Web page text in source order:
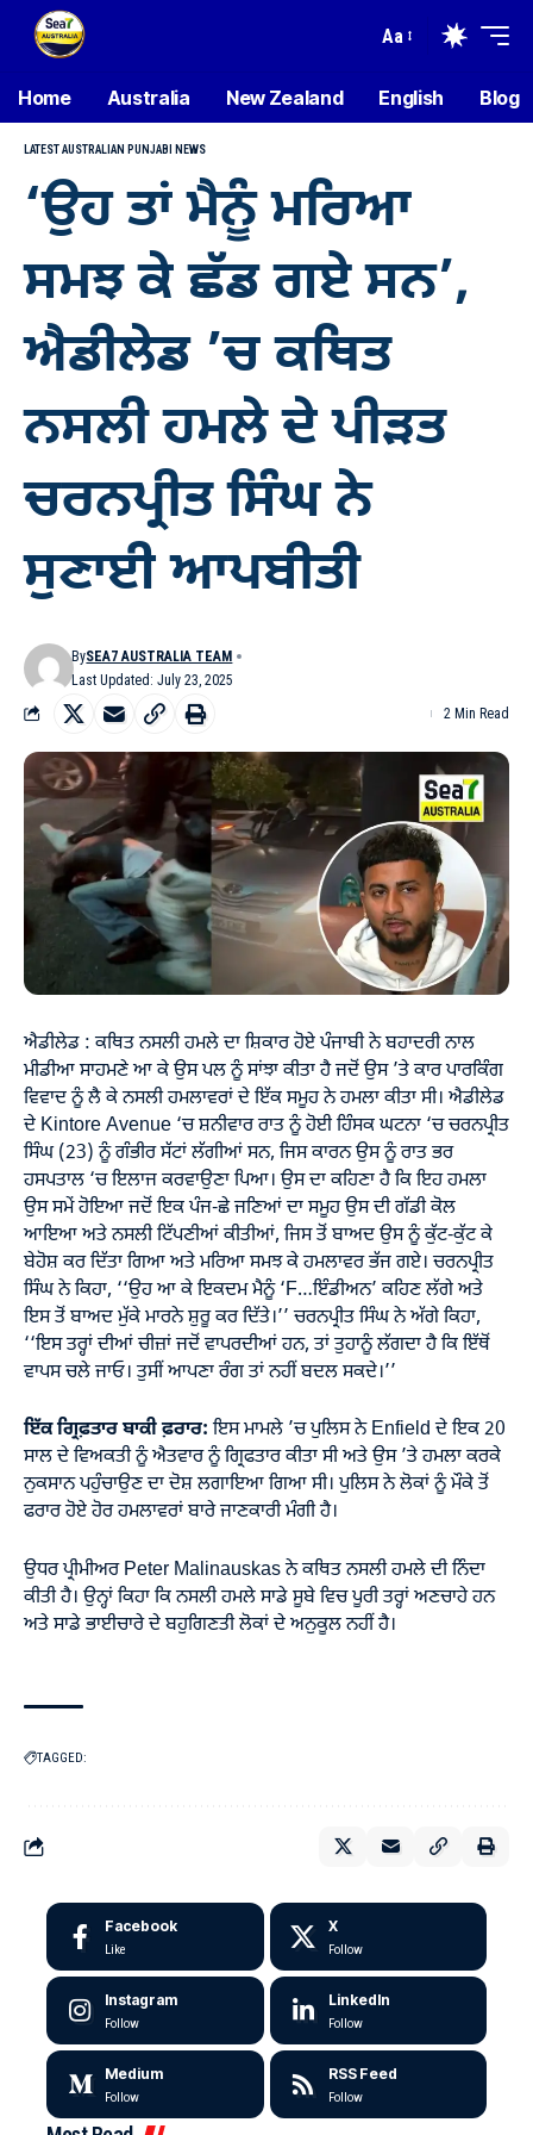
Aa
Home Australia New Zealand English Blog
LATEST AUSTRALIAN PUNJABI NEWS
‘ਉਹ ਤਾਂ ਮੈਨੂੰ ਮਰਿਆ
ਸਮਝ ਕੇ ਛੱਡ ਗਏ ਸਨ’,
ਐਡੀਲੇਡ ’ਚ ਕਥਿਤ
ਨਸਲੀ ਹਮਲੇ ਦੇ ਪੀੜਤ
ਚਰਨਪ੍ਰੀਤ ਸਿੰਘ ਨੇ
ਸੁਣਾਈ ਆਪਬੀਤੀ
Last Updated: July 23, 2025
BySEA7 AUSTRALIA TEAM
2 Min Read
ਐਡੀਲੇਡ : ਕਥਿਤ ਨਸਲੀ ਹਮਲੇ ਦਾ ਸ਼ਿਕਾਰ ਹੋਏ ਪੰਜਾਬੀ ਨੇ ਬਹਾਦਰੀ ਨਾਲ
ਮੀਡੀਆ ਸਾਹਮਣੇ ਆ ਕੇ ਉਸ ਪਲ ਨੂੰ ਸਾਂਝਾ ਕੀਤਾ ਹੈ ਜਦੋਂ ਉਸ ’ਤੇ ਕਾਰ ਪਾਰਕਿੰਗ
ਵਿਵਾਦ ਨੂੰ ਲੈ ਕੇ ਨਸਲੀ ਹਮਲਾਵਰਾਂ ਦੇ ਇੱਕ ਸਮੂਹ ਨੇ ਹਮਲਾ ਕੀਤਾ ਸੀ। ਐਡੀਲੇਡ
ਦੇ Kintore Avenue ‘ਚ ਸ਼ਨੀਵਾਰ ਰਾਤ ਨੂੰ ਹੋਈ ਹਿੰਸਕ ਘਟਨਾ ‘ਚ ਚਰਨਪ੍ਰੀਤ
ਸਿੰਘ (23) ਨੂੰ ਗੰਭੀਰ ਸੱਟਾਂ ਲੱਗੀਆਂ ਸਨ, ਜਿਸ ਕਾਰਨ ਉਸ ਨੂੰ ਰਾਤ ਭਰ
ਹਸਪਤਾਲ ‘ਚ ਇਲਾਜ ਕਰਵਾਉਣਾ ਪਿਆ। ਉਸ ਦਾ ਕਹਿਣਾ ਹੈ ਕਿ ਇਹ ਹਮਲਾ
ਉਸ ਸਮੇਂ ਹੋਇਆ ਜਦੋਂ ਇਕ ਪੰਜ-ਛੇ ਜਣਿਆਂ ਦਾ ਸਮੂਹ ਉਸ ਦੀ ਗੱਡੀ ਕੋਲ
ਆਇਆ ਅਤੇ ਨਸਲੀ ਟਿੱਪਣੀਆਂ ਕੀਤੀਆਂ, ਜਿਸ ਤੋਂ ਬਾਅਦ ਉਸ ਨੂੰ ਕੁੱਟ-ਕੁੱਟ ਕੇ
ਬੇਹੋਸ਼ ਕਰ ਦਿੱਤਾ ਗਿਆ ਅਤੇ ਮਰਿਆ ਸਮਝ ਕੇ ਹਮਲਾਵਰ ਭੱਜ ਗਏ। ਚਰਨਪ੍ਰੀਤ
ਸਿੰਘ ਨੇ ਕਿਹਾ, ‘‘ਉਹ ਆ ਕੇ ਇਕਦਮ ਮੈਨੂੰ ‘F…ਇੰਡੀਅਨ’ ਕਹਿਣ ਲੱਗੇ ਅਤੇ
ਇਸ ਤੋਂ ਬਾਅਦ ਮੁੱਕੇ ਮਾਰਨੇ ਸ਼ੁਰੂ ਕਰ ਦਿੱਤੇ।’’ ਚਰਨਪ੍ਰੀਤ ਸਿੰਘ ਨੇ ਅੱਗੇ ਕਿਹਾ,
‘‘ਇਸ ਤਰ੍ਹਾਂ ਦੀਆਂ ਚੀਜ਼ਾਂ ਜਦੋਂ ਵਾਪਰਦੀਆਂ ਹਨ, ਤਾਂ ਤੁਹਾਨੂੰ ਲੱਗਦਾ ਹੈ ਕਿ ਇੱਥੋਂ
ਵਾਪਸ ਚਲੇ ਜਾਓ। ਤੁਸੀਂ ਆਪਣਾ ਰੰਗ ਤਾਂ ਨਹੀਂ ਬਦਲ ਸਕਦੇ।’’
ਇੱਕ ਗ੍ਰਿਫ਼ਤਾਰ ਬਾਕੀ ਫ਼ਰਾਰ:ਇਸ ਮਾਮਲੇ ’ਚ ਪੁਲਿਸ ਨੇ Enfield ਦੇ ਇਕ 20
ਸਾਲ ਦੇ ਵਿਅਕਤੀ ਨੂੰ ਐਤਵਾਰ ਨੂੰ ਗ੍ਰਿਫਤਾਰ ਕੀਤਾ ਸੀ ਅਤੇ ਉਸ ’ਤੇ ਹਮਲਾ ਕਰਕੇ
ਨੁਕਸਾਨ ਪਹੁੰਚਾਉਣ ਦਾ ਦੋਸ਼ ਲਗਾਇਆ ਗਿਆ ਸੀ। ਪੁਲਿਸ ਨੇ ਲੋਕਾਂ ਨੂੰ ਮੌਕੇ ਤੋਂ
ਫਰਾਰ ਹੋਏ ਹੋਰ ਹਮਲਾਵਰਾਂ ਬਾਰੇ ਜਾਣਕਾਰੀ ਮੰਗੀ ਹੈ।
ਉਧਰ ਪ੍ਰੀਮੀਅਰ Peter Malinauskas ਨੇ ਕਥਿਤ ਨਸਲੀ ਹਮਲੇ ਦੀ ਨਿੰਦਾ
ਕੀਤੀ ਹੈ। ਉਨ੍ਹਾਂ ਕਿਹਾ ਕਿ ਨਸਲੀ ਹਮਲੇ ਸਾਡੇ ਸੂਬੇ ਵਿਚ ਪੂਰੀ ਤਰ੍ਹਾਂ ਅਣਚਾਹੇ ਹਨ
ਅਤੇ ਸਾਡੇ ਭਾਈਚਾਰੇ ਦੇ ਬਹੁਗਿਣਤੀ ਲੋਕਾਂ ਦੇ ਅਨੁਕੂਲ ਨਹੀਂ ਹੈ।
TAGGED:
Facebook
Like
X
Follow
Instagram
Follow
LinkedIn
Follow
Medium
Follow
RSS Feed
Follow